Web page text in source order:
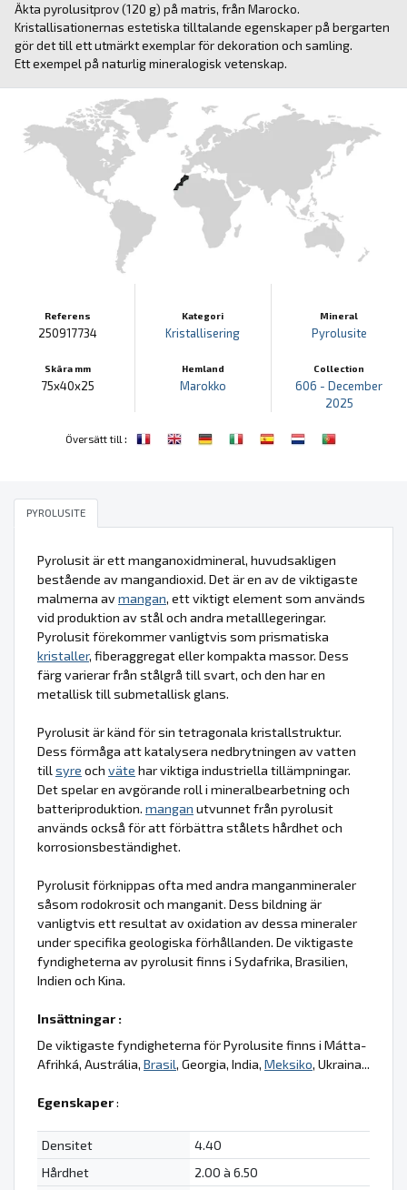
Äkta pyrolusitprov (120 g) på matris, från Marocko.
Kristallisationernas estetiska tilltalande egenskaper på bergarten
gör det till ett utmärkt exemplar för dekoration och samling.
Ett exempel på naturlig mineralogisk vetenskap.
Referens
250917734
Skära mm
75x40x25
Kategori
Kristallisering
Hemland
Marokko
Mineral
Pyrolusite
Collection
606 - December
2025
Översätt till :
PYROLUSITE
Pyrolusit är ett manganoxidmineral, huvudsakligen
bestående av mangandioxid. Det är en av de viktigaste
malmerna avmangan, ett viktigt element som används
vid produktion av stål och andra metalllegeringar.
Pyrolusit förekommer vanligtvis som prismatiska
kristaller, fiberaggregat eller kompakta massor. Dess
färg varierar från stålgrå till svart, och den har en
metallisk till submetallisk glans.
Pyrolusit är känd för sin tetragonala kristallstruktur.
Dess förmåga att katalysera nedbrytningen av vatten
till syre och väte har viktiga industriella tillämpningar.
Det spelar en avgörande roll i mineralbearbetning och
batteriproduktion. mangan utvunnet från pyrolusit
används också för att förbättra stålets hårdhet och
korrosionsbeständighet.
Pyrolusit förknippas ofta med andra manganmineraler
såsom rodokrosit och manganit. Dess bildning är
vanligtvis ett resultat av oxidation av dessa mineraler
under specifika geologiska förhållanden. De viktigaste
fyndigheterna av pyrolusit finns i Sydafrika, Brasilien,
Indien och Kina.
Insättningar :
De viktigaste fyndigheterna för Pyrolusite finns i Mátta-
Afrihká, Austrália, Brasil, Georgia, India, Meksiko, Ukraina...
Egenskaper:
Densitet
4.40
Hårdhet
2.00 à 6.50